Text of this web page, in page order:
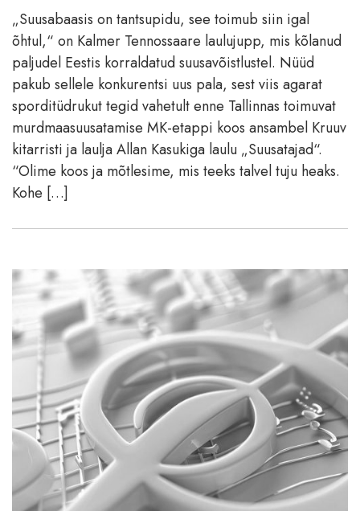
„Suusabaasis on tantsupidu, see toimub siin igal
õhtul,“ on Kalmer Tennossaare laulujupp, mis kõlanud
paljudel Eestis korraldatud suusavõistlustel. Nüüd
pakub sellele konkurentsi uus pala, sest viis agarat
sporditüdrukut tegid vahetult enne Tallinnas toimuvat
murdmaasuusatamise MK-etappi koos ansambel Kruuv
kitarristi ja laulja Allan Kasukiga laulu „Suusatajad“.
“Olime koos ja mõtlesime, mis teeks talvel tuju heaks.
Kohe […]